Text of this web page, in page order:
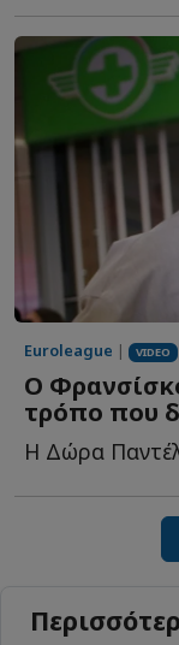
Euroleague | VIDEO
Ο
τρόπο που